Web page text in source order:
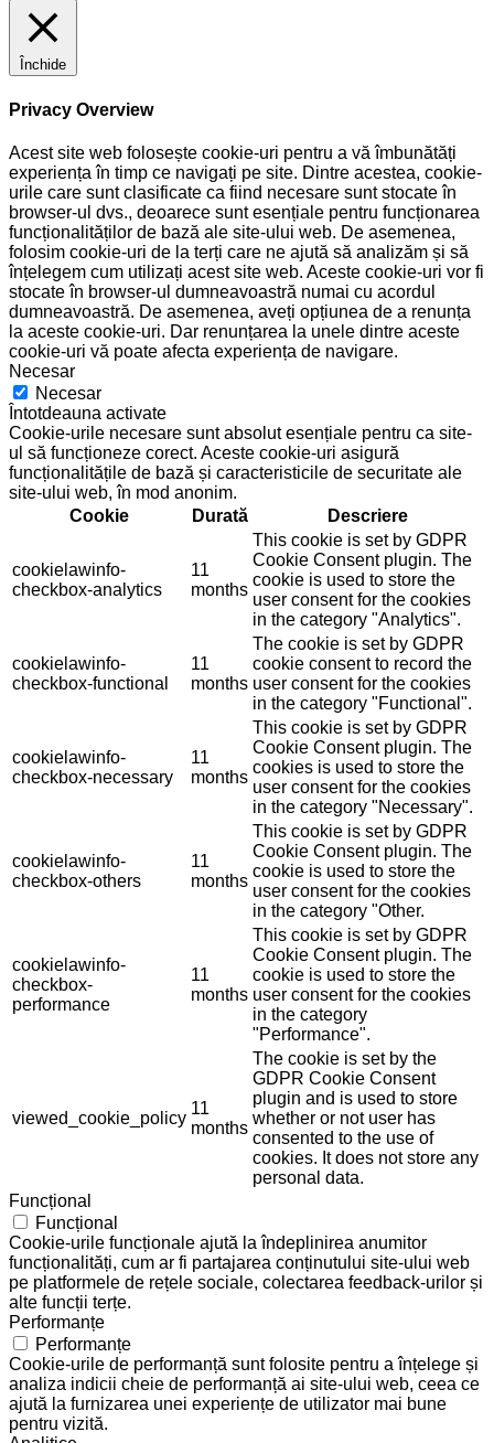
Închide
Privacy Overview
Acest site web folosește cookie-uri pentru a vă îmbunătăți
experiența în timp ce navigați pe site. Dintre acestea, cookie-
urile care sunt clasificate ca fiind necesare sunt stocate în
browser-ul dvs., deoarece sunt esențiale pentru funcționarea
funcționalităților de bază ale site-ului web. De asemenea,
folosim cookie-uri de la terți care ne ajută să analizăm și să
înțelegem cum utilizați acest site web. Aceste cookie-uri vor fi
stocate în browser-ul dumneavoastră numai cu acordul
dumneavoastră. De asemenea, aveți opțiunea de a renunța
la aceste cookie-uri. Dar renunțarea la unele dintre aceste
cookie-uri vă poate afecta experiența de navigare.
Necesar
Necesar
Întotdeauna activate
Cookie-urile necesare sunt absolut esențiale pentru ca site-
ul să funcționeze corect. Aceste cookie-uri asigură
funcționalitățile de bază și caracteristicile de securitate ale
site-ului web, în mod anonim.
Cookie
Durată Descriere
cookielawinfo-
checkbox-analytics
11
months
This cookie is set by GDPR
Cookie Consent plugin. The
cookie is used to store the
user consent for the cookies
in the category "Analytics".
cookielawinfo-
checkbox-functional
11
months
The cookie is set by GDPR
cookie consent to record the
user consent for the cookies
in the category "Functional".
cookielawinfo-
checkbox-necessary
11
months
This cookie is set by GDPR
Cookie Consent plugin. The
cookies is used to store the
user consent for the cookies
in the category "Necessary".
cookielawinfo-
checkbox-others
11
months
This cookie is set by GDPR
Cookie Consent plugin. The
cookie is used to store the
user consent for the cookies
in the category "Other.
cookielawinfo-
checkbox-
performance
11
months
This cookie is set by GDPR
Cookie Consent plugin. The
cookie is used to store the
user consent for the cookies
in the category
"Performance".
viewed_cookie_policy
11
months
The cookie is set by the
GDPR Cookie Consent
plugin and is used to store
whether or not user has
consented to the use of
cookies. It does not store any
personal data.
Funcțional
Funcțional
Cookie-urile funcționale ajută la îndeplinirea anumitor
funcționalități, cum ar fi partajarea conținutului site-ului web
pe platformele de rețele sociale, colectarea feedback-urilor și
alte funcții terțe.
Performanțe
Performanțe
Cookie-urile de performanță sunt folosite pentru a înțelege și
analiza indicii cheie de performanță ai site-ului web, ceea ce
ajută la furnizarea unei experiențe de utilizator mai bune
pentru vizită.